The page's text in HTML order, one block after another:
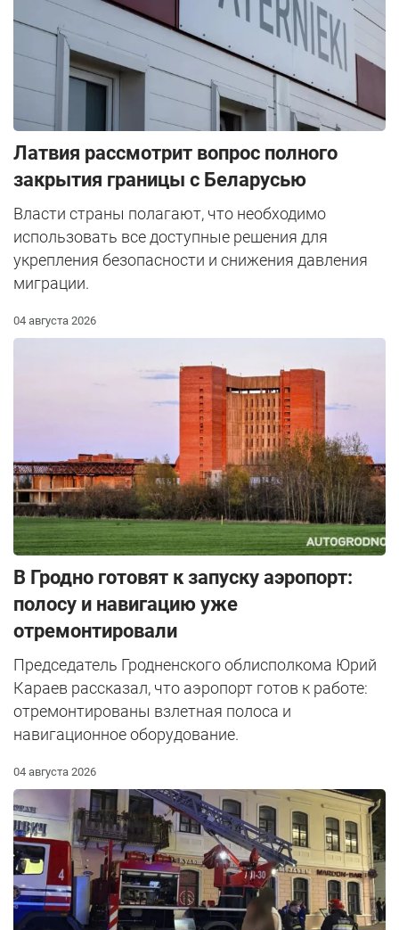
Латвия рассмотрит вопрос полного
закрытия границы с Беларусью
Власти страны полагают, что необходимо
использовать все доступные решения для
укрепления безопасности и снижения давления
миграции.
04 августа 2026
В Гродно готовят к запуску аэропорт:
полосу и навигацию уже
отремонтировали
Председатель Гродненского облисполкома Юрий
Караев рассказал, что аэропорт готов к работе:
отремонтированы взлетная полоса и
навигационное оборудование.
04 августа 2026